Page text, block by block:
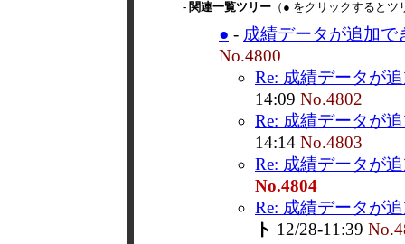
- 関連一覧ツリー （● をクリックすると
● - 成績データが追加で
No.4800
Re: 成績データが
14:09 No.4802
Re: 成績データが
14:14 No.4803
Re: 成績データが
No.4804
Re: 成績データが
ト 12/28-11:39